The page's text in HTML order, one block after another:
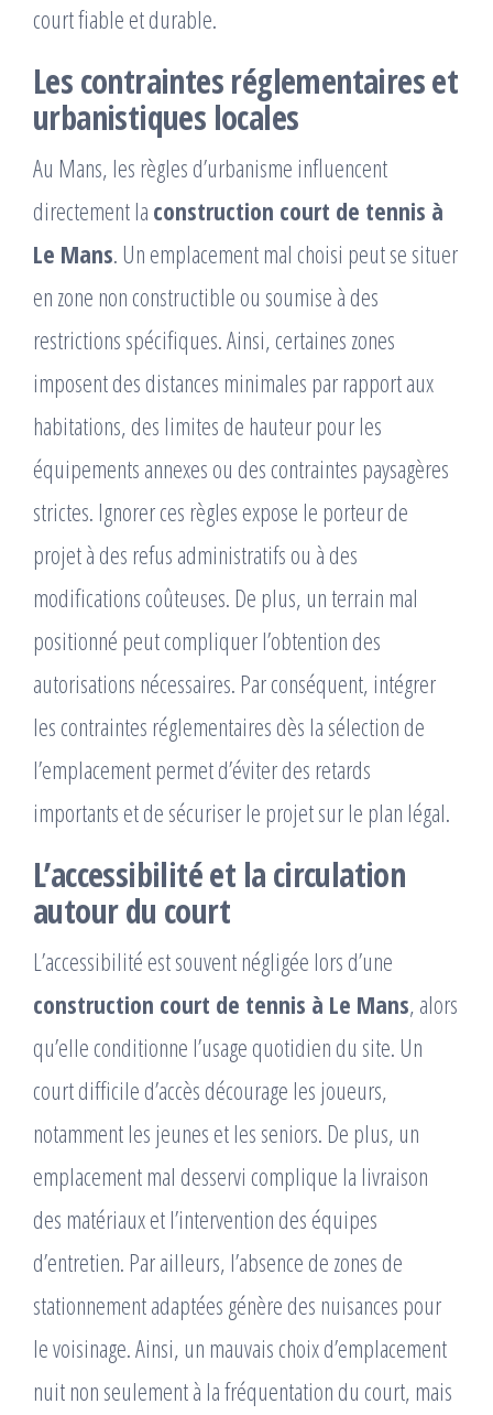
court fiable et durable.
Les contraintes réglementaires et
urbanistiques locales
Au Mans, les règles d’urbanisme influencent
directement la construction court de tennis à
Le Mans. Un emplacement mal choisi peut se situer
en zone non constructible ou soumise à des
restrictions spécifiques. Ainsi, certaines zones
imposent des distances minimales par rapport aux
habitations, des limites de hauteur pour les
équipements annexes ou des contraintes paysagères
strictes. Ignorer ces règles expose le porteur de
projet à des refus administratifs ou à des
modifications coûteuses. De plus, un terrain mal
positionné peut compliquer l’obtention des
autorisations nécessaires. Par conséquent, intégrer
les contraintes réglementaires dès la sélection de
l’emplacement permet d’éviter des retards
importants et de sécuriser le projet sur le plan légal.
L’accessibilité et la circulation
autour du court
L’accessibilité est souvent négligée lors d’une
construction court de tennis à Le Mans, alors
qu’elle conditionne l’usage quotidien du site. Un
court difficile d’accès décourage les joueurs,
notamment les jeunes et les seniors. De plus, un
emplacement mal desservi complique la livraison
des matériaux et l’intervention des équipes
d’entretien. Par ailleurs, l’absence de zones de
stationnement adaptées génère des nuisances pour
le voisinage. Ainsi, un mauvais choix d’emplacement
nuit non seulement à la fréquentation du court, mais